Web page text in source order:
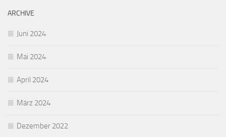
ARCHIVE
Juni 2024
Mai 2024
April 2024
März 2024
Dezember 2022